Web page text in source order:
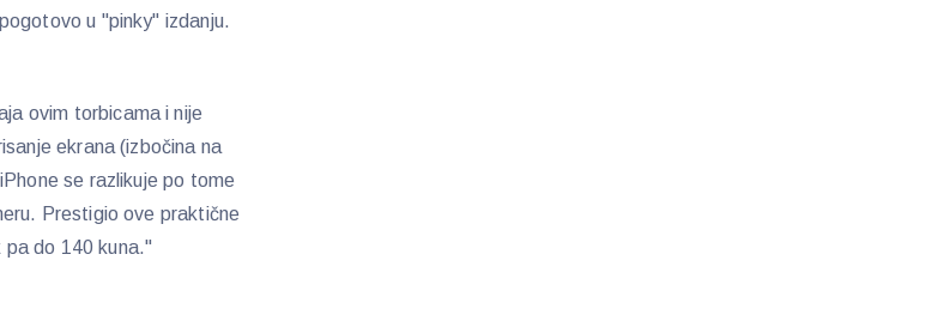
u "pinky" izdanju.
ovim torbicama i nije
ekrana (izbočina na
se razlikuje po tome
Prestigio ove praktične
pa do 140 kuna."